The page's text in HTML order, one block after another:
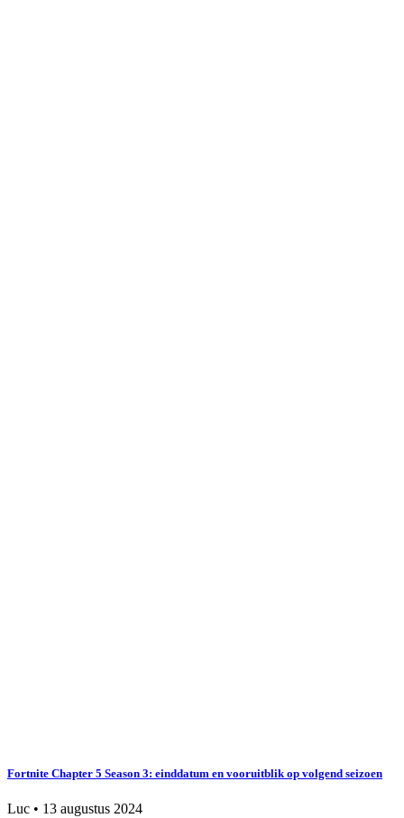
Fortnite Chapter 5 Season 3: einddatum en vooruitblik op volgend seizoen
Luc • 13 augustus 2024